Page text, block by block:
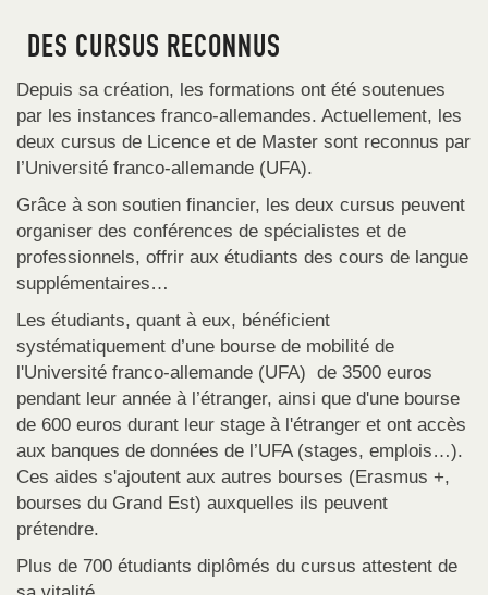
DES CURSUS RECONNUS
Depuis sa création, les formations ont été soutenues
par les instances franco-allemandes. Actuellement, les
deux cursus de Licence et de Master sont reconnus par
l’Université franco-allemande (UFA).
Grâce à son soutien financier, les deux cursus peuvent
organiser des conférences de spécialistes et de
professionnels, offrir aux étudiants des cours de langue
supplémentaires…
Les étudiants, quant à eux, bénéficient
systématiquement d’une bourse de mobilité de
l'Université franco-allemande (UFA) de 3500 euros
pendant leur année à l’étranger, ainsi que d'une bourse
de 600 euros durant leur stage à l'étranger et ont accès
aux banques de données de l’UFA (stages, emplois…).
Ces aides s'ajoutent aux autres bourses (Erasmus +,
bourses du Grand Est) auxquelles ils peuvent
prétendre.
Plus de 700 étudiants diplômés du cursus attestent de